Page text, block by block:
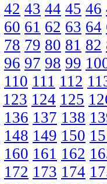
42 43 44 45 46
60 61 62 63 64
78 79 80 81 82
96 97 98 99
110 111 112
123 124 125
136 137 138
148 149 150
160 161 162
172 173 174